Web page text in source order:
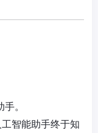
。
智能助手终于知